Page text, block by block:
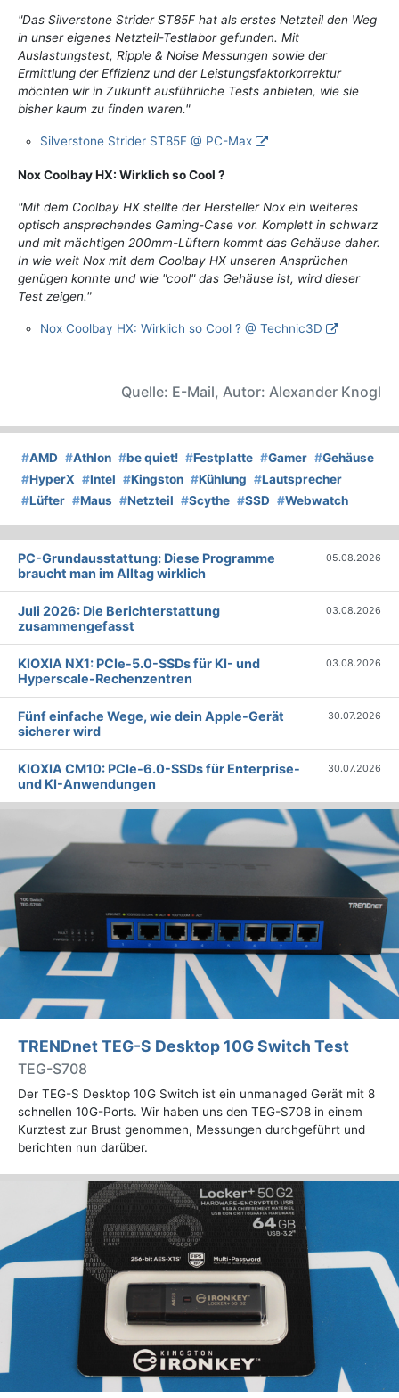
"Das Silverstone Strider ST85F hat als erstes Netzteil den Weg
in unser eigenes Netzteil-Testlabor gefunden. Mit
Auslastungstest, Ripple & Noise Messungen sowie der
Ermittlung der Effizienz und der Leistungsfaktorkorrektur
möchten wir in Zukunft ausführliche Tests anbieten, wie sie
bisher kaum zu finden waren."
Silverstone Strider ST85F @ PC-Max
Nox Coolbay HX: Wirklich so Cool ?
"Mit dem Coolbay HX stellte der Hersteller Nox ein weiteres
optisch ansprechendes Gaming-Case vor. Komplett in schwarz
und mit mächtigen 200mm-Lüftern kommt das Gehäuse daher.
In wie weit Nox mit dem Coolbay HX unseren Ansprüchen
genügen konnte und wie "cool" das Gehäuse ist, wird dieser
Test zeigen."
Nox Coolbay HX: Wirklich so Cool ? @ Technic3D
Quelle: E-Mail, Autor: Alexander Knogl
#AMD #Athlon #be quiet! #Festplatte #Gamer #Gehäuse
#HyperX #Intel #Kingston #Kühlung #Lautsprecher
#Lüfter #Maus #Netzteil #Scythe #SSD #Webwatch
PC-Grundausstattung: Diese Programme
braucht man im Alltag wirklich
05.08.2026
Juli 2026: Die Bericht­erstattung
zusammengefasst
03.08.2026
KIOXIA NX1: PCIe-5.0-SSDs für KI- und
Hyperscale-Rechenzentren
03.08.2026
Fünf einfache Wege, wie dein Apple-Gerät
sicherer wird
30.07.2026
KIOXIA CM10: PCIe-6.0-SSDs für Enterprise-
und KI-Anwendungen
30.07.2026
TRENDnet TEG-S Desktop 10G Switch Test
TEG-S708
Der TEG-S Desktop 10G Switch ist ein unmanaged Gerät mit 8
schnellen 10G-Ports. Wir haben uns den TEG-S708 in einem
Kurztest zur Brust genommen, Messungen durchgeführt und
berichten nun darüber.